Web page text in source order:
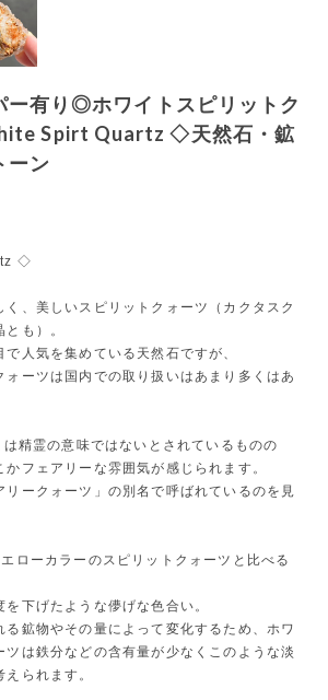
ー有り◎ホワイトスピリットク
Spirt Quartz ◇天然石・鉱
ーン
◇
く、美しいスピリットクォーツ（カクタスク
も）。
人気を集めている天然石ですが、
ォーツは国内での取り扱いはあまり多くはあ
は精霊の意味ではないとされているものの
かフェアリーな雰囲気が感じられます。
ークォーツ」の別名で呼ばれているのを見
ローカラーのスピリットクォーツと比べる
を下げたような儚げな色合い。
る鉱物やその量によって変化するため、ホワ
ツは鉄分などの含有量が少なくこのような淡
られます。